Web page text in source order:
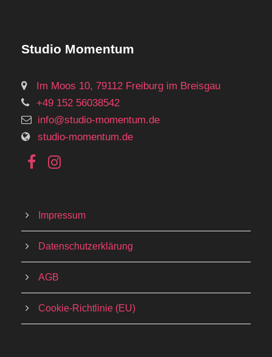
Studio Momentum
Im Moos 10, 79112 Freiburg im Breisgau
+49 152 56038542
info@studio-momentum.de
studio-momentum.de
Impressum
Datenschutzerklärung
AGB
Cookie-Richtlinie (EU)